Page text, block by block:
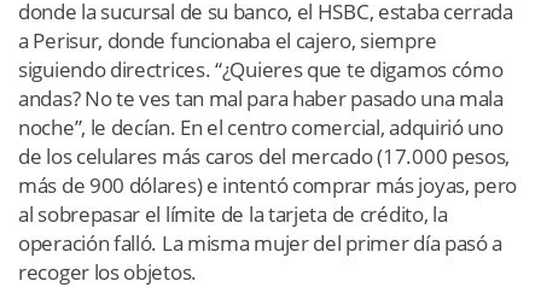
donde la sucursal de su banco, el HSBC, estaba cerrada
a Perisur, donde funcionaba el cajero, siempre
siguiendo directrices. “¿Quieres que te digamos cómo
andas? No te ves tan mal para haber pasado una mala
noche”, le decían. En el centro comercial, adquirió uno
de los celulares más caros del mercado (17.000 pesos,
más de 900 dólares) e intentó comprar más joyas, pero
al sobrepasar el límite de la tarjeta de crédito, la
operación falló. La misma mujer del primer día pasó a
recoger los objetos.